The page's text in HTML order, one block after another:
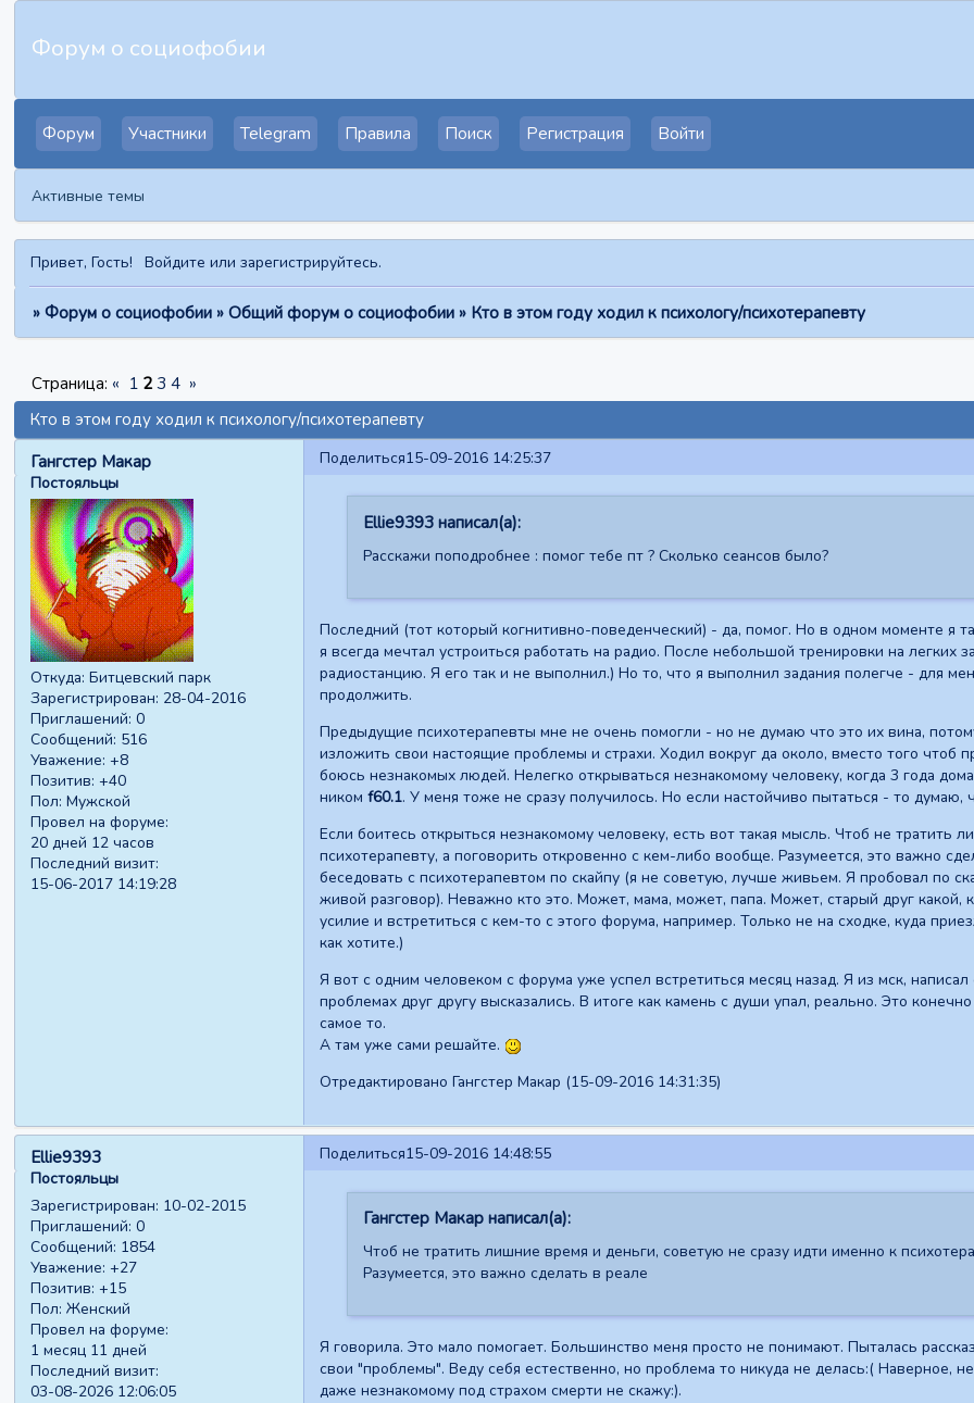
Форум о социофобии
Форум Участники Telegram Правила Поиск Регистрация Войти
Активные темы
Привет, Гость! Войдите илизарегистрируйтесь.
» Форум о социофобии » Общий форум о социофобии » Кто в этом году ходил к психологу/психотерапевту
Кто в этом году ходил к психологу/психотерапевту
Страница: « 1 2 3 4 »
Поделиться15-09-2016 14:25:37
Гангстер Макар
Постояльцы
Откуда: Битцевский парк
Зарегистрирован: 28-04-2016
Приглашений: 0
Сообщений: 516
Уважение: +8
Позитив: +40
Пол: Мужской
Провел на форуме:
20 дней 12 часов
Последний визит:
15-06-2017 14:19:28
Ellie9393 написал(а):
Расскажи поподробнее : помог тебе пт ? Сколько сеансов было?
Последний (тот который когнитивно-поведенческий) - да, помог. Но в одном моменте я
я всегда мечтал устроиться работать на радио. После небольшой тренировки на
радиостанцию. Я его так и не выполнил.) Но то, что я выполнил задания полегче - для
продолжить.
Предыдущие психотерапевты мне не очень помогли - но не думаю что это их вина,
изложить свои настоящие проблемы и страхи. Ходил вокруг да около, вместо того чтоб
боюсь незнакомых людей. Нелегко открываться незнакомому человеку, когда 3 года
ником f60.1. У меня тоже не сразу получилось. Но если настойчиво пытаться - то думаю,
Если боитесь открыться незнакомому человеку, есть вот такая мысль. Чтоб не тратить
психотерапевту, а поговорить откровенно с кем-либо вообще. Разумеется, это важно
беседовать с психотерапевтом по скайпу (я не советую, лучше живьем. Я пробовал по
живой разговор). Неважно кто это. Может, мама, может, папа. Может, старый друг какой,
усилие и встретиться с кем-то с этого форума, например. Только не на сходке, куда
как хотите.)
Я вот с одним человеком с форума уже успел встретиться месяц назад. Я из мск,
проблемах друг другу высказались. В итоге как камень с души упал, реально. Это
самое то.
А там уже сами решайте.
Отредактировано Гангстер Макар (15-09-2016 14:31:35)
Поделиться15-09-2016 14:48:55
Ellie9393
Постояльцы
Зарегистрирован: 10-02-2015
Приглашений: 0
Сообщений: 1854
Уважение: +27
Позитив: +15
Пол: Женский
Провел на форуме:
1 месяц 11 дней
Последний визит:
03-08-2026 12:06:05
Гангстер Макар написал(а):
Чтоб не тратить лишние время и деньги, советую не сразу идти именно к
Разумеется, это важно сделать в реале
Я говорила. Это мало помогает. Большинство меня просто не понимают. Пыталась
свои "проблемы". Веду себя естественно, но проблема то никуда не делась:( Наверное,
даже незнакомому под страхом смерти не скажу:).